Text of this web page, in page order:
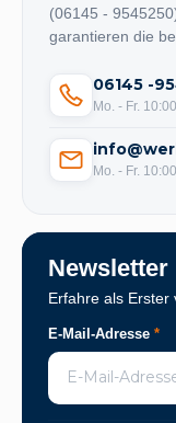
(06145 -
garantieren die
06145 -
Mo. - Fr.
Mo. - Fr.
Newsletter
Erfahre als Erster
E-Mail-Adresse *